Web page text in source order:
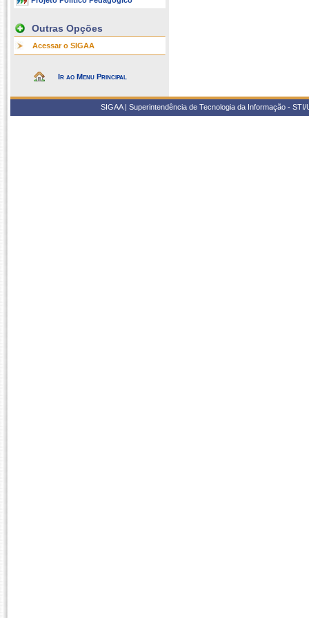
Outras Opções
Acessar o SIGAA
Ir ao Menu Principal
SIGAA | Superintendência de Tecnologia da Informação -